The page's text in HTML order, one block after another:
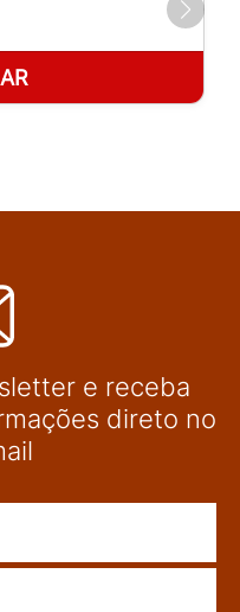
e receba
direto no